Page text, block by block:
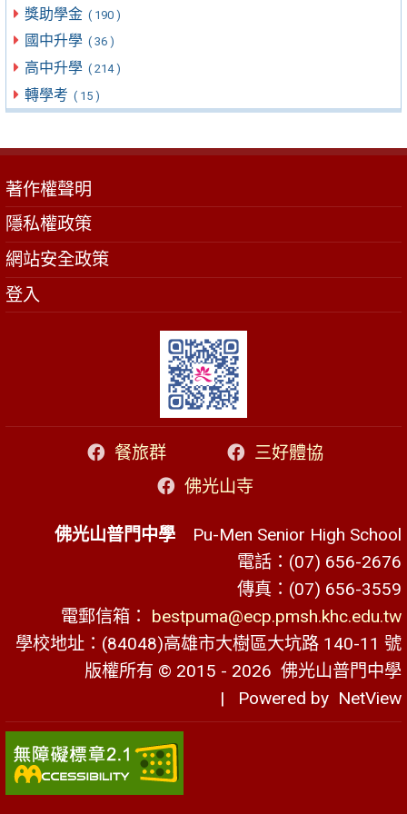
獎助學金 ( 190 )
國中升學 ( 36 )
高中升學 ( 214 )
轉學考 ( 15 )
著作權聲明
隱私權政策
網站安全政策
登入
餐旅群
三好體協
佛光山寺
佛光山普門中學 Pu-Men Senior High School
電話：(07) 656-2676
傳真：(07) 656-3559
電郵信箱： bestpuma@ecp.pmsh.khc.edu.tw
學校地址：(84048)高雄市大樹區大坑路 140-11 號
版權所有 © 2015 - 2026 佛光山普門中學
| Powered by NetView